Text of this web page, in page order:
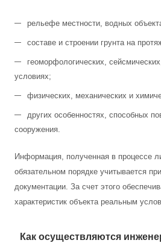
рельефе местности, водных
составе и строении грунта на
геоморфологических,
условиях;
физических, механических и
других особенностях, способных
сооружения.
Информация, полученная в процессе
обязательном порядке учитывается
документации. За счет этого
характеристик объекта реальным
Как осуществляются